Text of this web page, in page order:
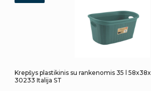
Krepšys plastikinis su rankenomis 35 l
30233 Italija ST